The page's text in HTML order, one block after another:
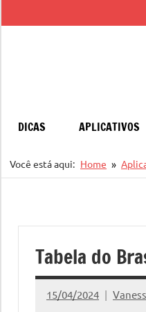
para
DICAS APLICATIVOS
Você está aqui: Home
Tabela do
15/04/2024